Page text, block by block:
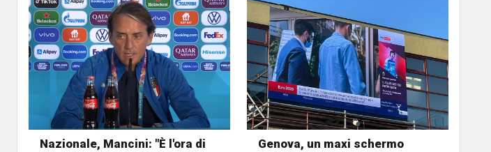
Nazionale, Mancini: "È l'ora di
Genova, un maxi schermo